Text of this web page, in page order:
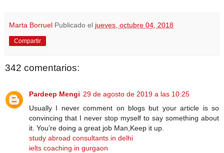
Marta Borruel Publicado el jueves, octubre 04, 2018
Compartir
342 comentarios:
Pardeep Mengi 29 de agosto de 2019 a las 10:25
Usually I never comment on blogs but your article is so
convincing that I never stop myself to say something about
it. You’re doing a great job Man,Keep it up.
study abroad consultants in delhi
ielts coaching in gurgaon